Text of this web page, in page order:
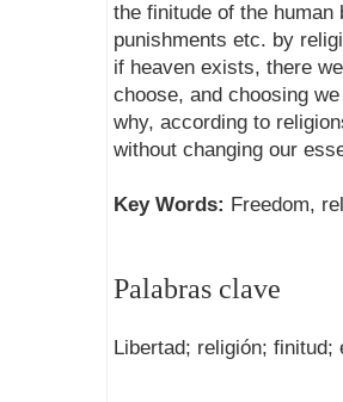
the finitude of the
punishments etc. by
if heaven exists, there
choose, and choosing
why, according to
without changing our
Key Words: Freedom,
Palabras clave
Libertad; religión;